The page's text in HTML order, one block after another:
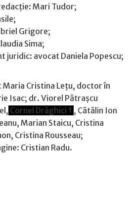
Mari Tudor;
Grigore;
Sima;
juridic: avocat Daniela Popescu;
Cristina Leţu, doctor în
Isac; dr. Viorel Pătrașcu
Cornel Drăghici † , Cătălin Ion
Marian Staicu, Cristina
Cristina Rousseau;
Cristian Radu.